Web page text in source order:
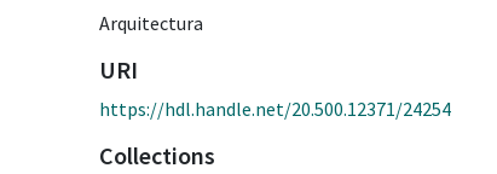
Arquitectura
URI
https://hdl.handle.net/20.500.12371/24254
Collections